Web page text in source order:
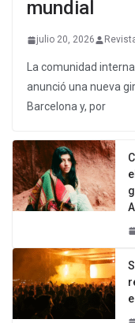
mundial
julio 20, 2026
La comunidad
anunció una nueva
Barcelona y, por